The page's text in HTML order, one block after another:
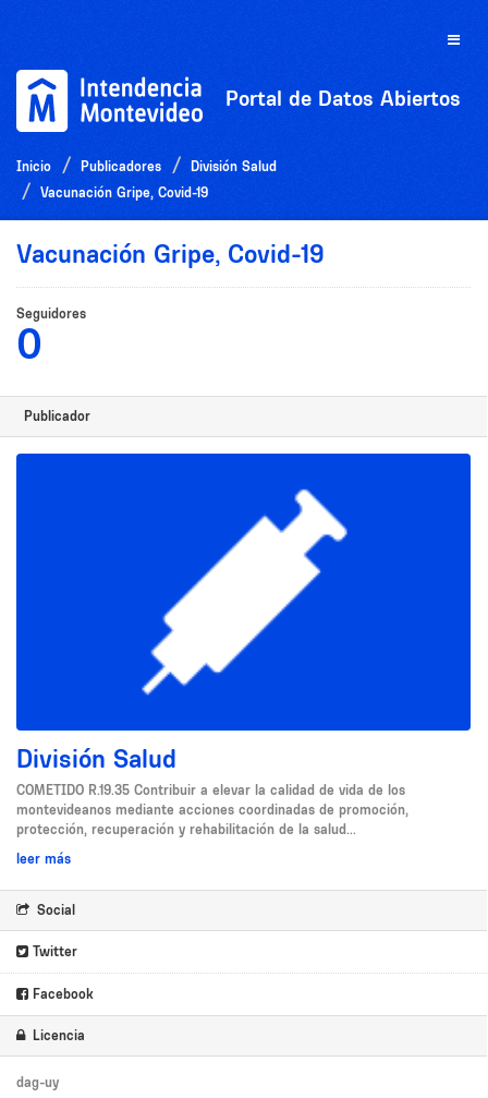
Toggle
Portal de Datos Abiertos
Inicio Publicadores
División Salud
Vacunación Gripe, Covid-19
Vacunación Gripe, Covid-19
Seguidores
0
Publicador
División Salud
COMETIDO R.19.35 Contribuir a elevar la calidad de vida de los
montevideanos mediante acciones coordinadas de promoción,
protección, recuperación y rehabilitación de la salud...
leer más
Social
Twitter
Facebook
Licencia
dag-uy